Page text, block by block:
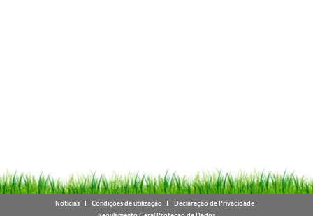
Notícias Condições de utilização
Declaração de Privacidade